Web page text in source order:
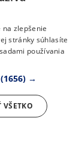
dvere
zlepšenie
stránky súhlasíte
používania
(1656) →